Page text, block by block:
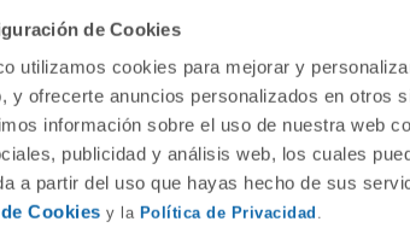
de Cookies
utilizamos cookies para mejorar y
y ofrecerte anuncios personalizados en otros
información sobre el uso de nuestra web
publicidad y análisis web, los cuales
a partir del uso que hayas hecho de sus
Cookies y la Política de Privacidad .
Devoluciones